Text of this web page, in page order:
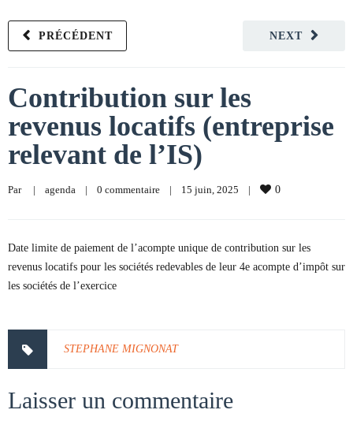
NEXT
PRÉCÉDENT
Contribution sur les
revenus locatifs (entreprise
relevant de l’IS)
Par | agenda | 0 commentaire | 15 juin, 2025 | 0
Date limite de paiement de l’acompte unique de contribution sur les
revenus locatifs pour les sociétés redevables de leur 4e acompte d’impôt sur
les sociétés de l’exercice
STEPHANE MIGNONAT
Laisser un commentaire